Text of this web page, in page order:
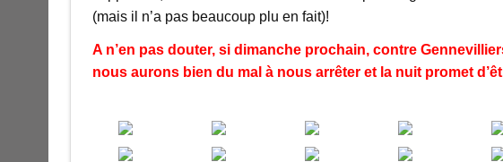
(mais il n’a pas beaucoup plu en fait)!
A n’en pas douter, si dimanche prochain, contre
nous aurons bien du mal à nous arrêter et la nuit promet